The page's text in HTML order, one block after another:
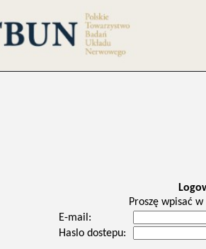
Proszę wpisać
E-mail:
Haslo dostepu: